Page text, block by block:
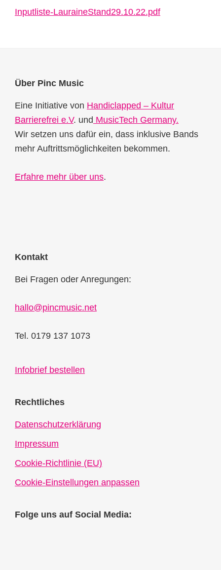
Inputliste-LauraineStand29.10.22.pdf
Footer
Über Pinc Music
Eine Initiative von Handiclapped – Kultur
Barrierefrei e.V. und MusicTech Germany.
Wir setzen uns dafür ein, dass inklusive Bands
mehr Auftrittsmöglichkeiten bekommen.
Erfahre mehr über uns.
Kontakt
Bei Fragen oder Anregungen:
hallo@pincmusic.net
Tel. 0179 137 1073
Infobrief bestellen
Rechtliches
Datenschutzerklärung
Impressum
Cookie-Richtlinie (EU)
Cookie-Einstellungen anpassen
Folge uns auf Social Media: